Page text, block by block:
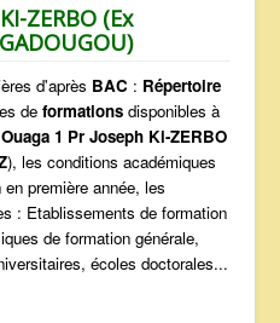
ZERBO (Ex
d'après BAC : Répertoire
de formations disponibles à
Ouaga 1 Pr Joseph Ki-ZERBO
), les conditions académiques
première année, les
: Etablissements de formation
de formation générale,
écoles doctorales...